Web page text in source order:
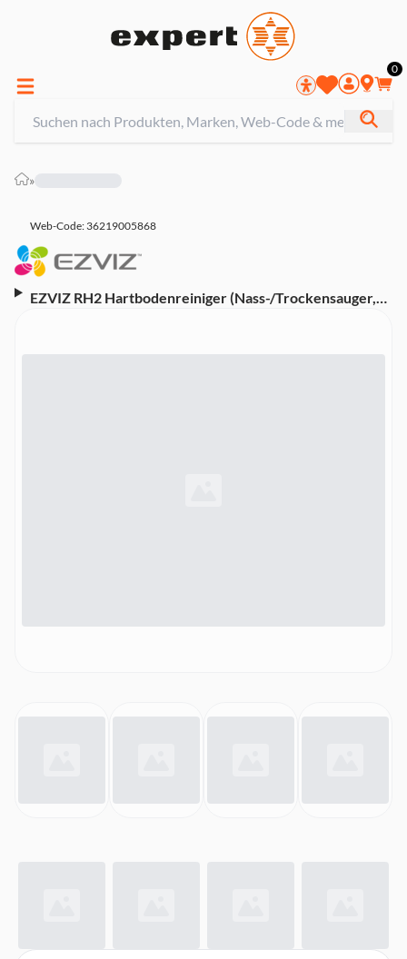
0
»
Web-Code: 36219005868
EZVIZ RH2 Hartbodenreiniger (Nass-/Trockensauger,